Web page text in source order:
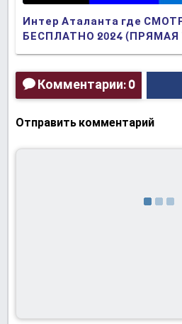
Интер Аталанта где
БЕСПЛАТНО 2024
Комментарии: 0
Отправить комментарий